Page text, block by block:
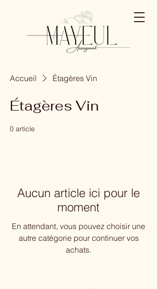
Accueil Étagères Vin
Étagères Vin
0 article
Aucun article ici pour le
moment
En attendant, vous pouvez choisir une
autre catégorie pour continuer vos
achats.